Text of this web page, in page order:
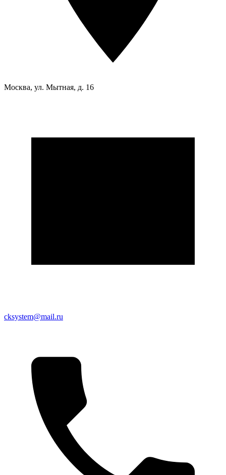
Москва, ул. Мытная, д. 16
cksystem@mail.ru